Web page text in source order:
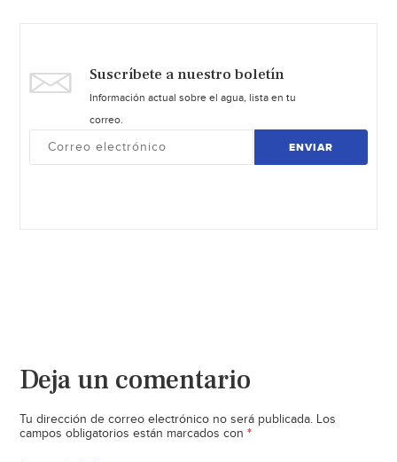
Suscríbete a nuestro boletín
Información actual sobre el agua, lista en tu
correo.
ENVIAR
Deja un comentario
Tu dirección de correo electrónico no será publicada. Los
campos obligatorios están marcados con *